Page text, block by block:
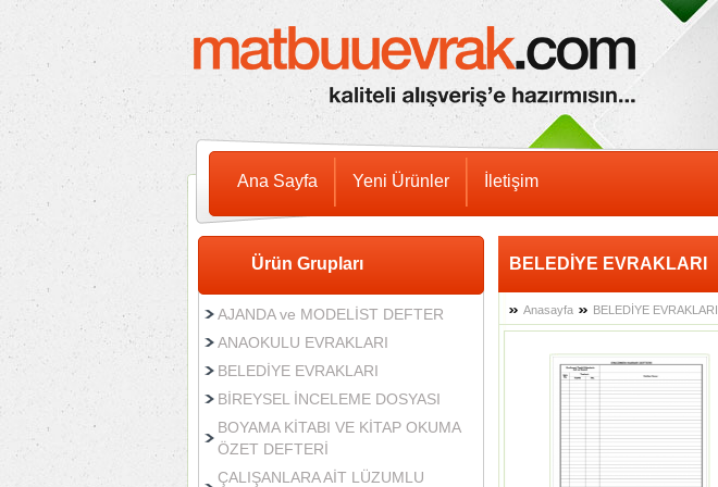
Ana Sayfa Yeni Ürünler İletişim
Ürün Grupları
AJANDA ve MODELİST DEFTER
ANAOKULU EVRAKLARI
BELEDİYE EVRAKLARI
BİREYSEL İNCELEME DOSYASI
BOYAMA KİTABI VE KİTAP OKUMA
ÖZET DEFTERİ
ÇALIŞANLARA AİT LÜZUMLU
BELEDİYE EVRAKLARI
Anasayfa BELEDİYE EVRAKLARI